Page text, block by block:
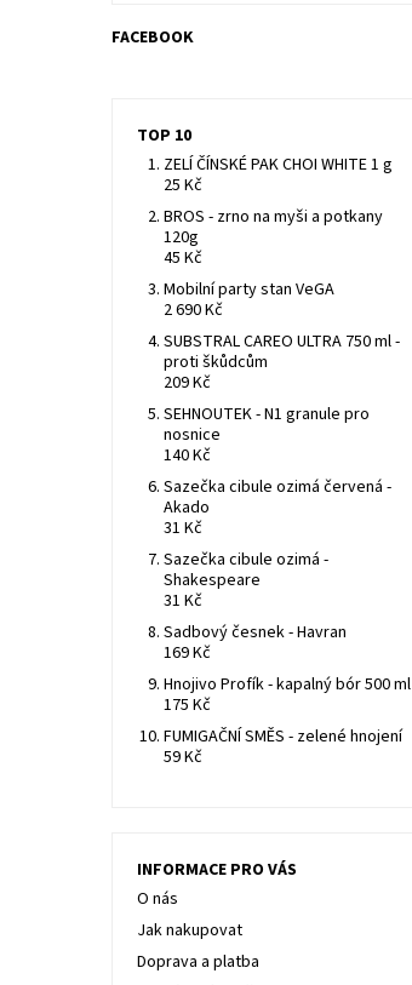
FACEBOOK
TOP 10
ZELÍ ČÍNSKÉ PAK CHOI WHITE 1 g
25 Kč
BROS - zrno na myši a potkany
120g
45 Kč
Mobilní party stan VeGA
2 690 Kč
SUBSTRAL CAREO ULTRA 750 ml -
proti škůdcům
209 Kč
SEHNOUTEK - N1 granule pro
nosnice
140 Kč
Sazečka cibule ozimá červená -
Akado
31 Kč
Sazečka cibule ozimá -
Shakespeare
31 Kč
Sadbový česnek - Havran
169 Kč
Hnojivo Profík - kapalný bór 500 ml
175 Kč
FUMIGAČNÍ SMĚS - zelené hnojení
59 Kč
INFORMACE PRO VÁS
O nás
Jak nakupovat
Doprava a platba